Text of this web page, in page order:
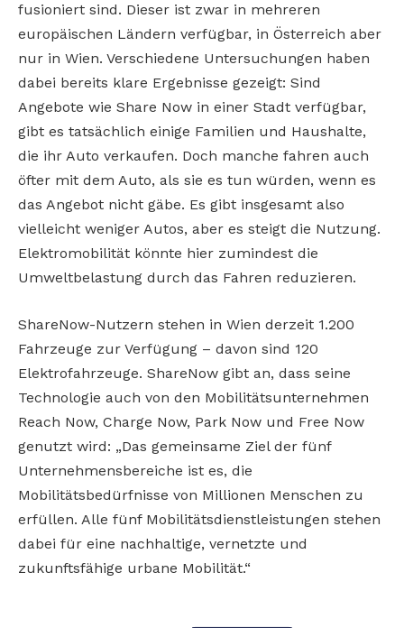
fusioniert sind. Dieser ist zwar in mehreren
europäischen Ländern verfügbar, in Österreich aber
nur in Wien. Verschiedene Untersuchungen haben
dabei bereits klare Ergebnisse gezeigt: Sind
Angebote wie Share Now in einer Stadt verfügbar,
gibt es tatsächlich einige Familien und Haushalte,
die ihr Auto verkaufen. Doch manche fahren auch
öfter mit dem Auto, als sie es tun würden, wenn es
das Angebot nicht gäbe. Es gibt insgesamt also
vielleicht weniger Autos, aber es steigt die Nutzung.
Elektromobilität könnte hier zumindest die
Umweltbelastung durch das Fahren reduzieren.
ShareNow-Nutzern stehen in Wien derzeit 1.200
Fahrzeuge zur Verfügung – davon sind 120
Elektrofahrzeuge. ShareNow gibt an, dass seine
Technologie auch von den Mobilitätsunternehmen
Reach Now, Charge Now, Park Now und Free Now
genutzt wird: „Das gemeinsame Ziel der fünf
Unternehmensbereiche ist es, die
Mobilitätsbedürfnisse von Millionen Menschen zu
erfüllen. Alle fünf Mobilitätsdienstleistungen stehen
dabei für eine nachhaltige, vernetzte und
zukunftsfähige urbane Mobilität.“